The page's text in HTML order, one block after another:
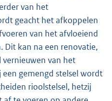
van het
geacht het afkoppelen
van het afvloeiend
Dit kan na een renovatie,
van het
gemengd stelsel wordt
rioolstelsel, hetzij